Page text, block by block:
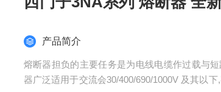
产品简介
熔断器担负的主要任务是为电线电缆作过载与
器广泛适用于交流会30/400/690/1000V 及其以